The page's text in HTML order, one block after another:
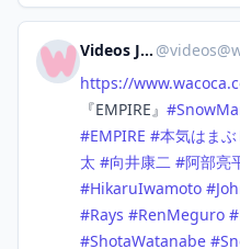
Videos Japan @
https://www.
『EMPIRE』 #
#EMPIRE #本気はま
太 #向井康二 #阿部亮
#HikaruIwamoto #
#Rays #RenMeguro #
#ShotaWatanabe #